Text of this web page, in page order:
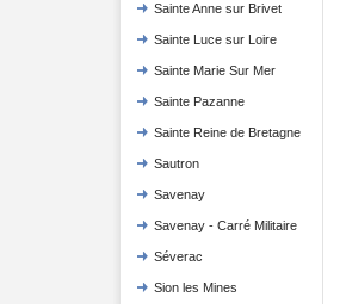
Sainte Anne sur Brivet
Sainte Luce sur Loire
Sainte Marie Sur Mer
Sainte Pazanne
Sainte Reine de Bretagne
Sautron
Savenay
Savenay - Carré Militaire
Séverac
Sion les Mines